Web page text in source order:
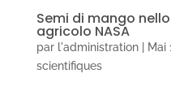
Semi di mango
agricolo NASA
par l'administration| Mai
scientifiques